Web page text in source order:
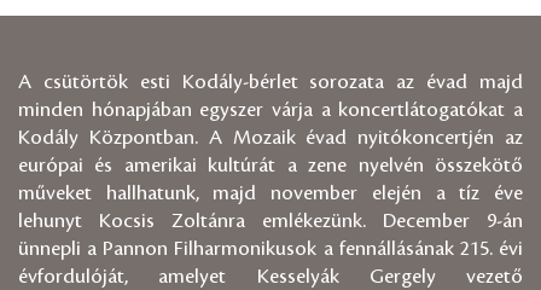
A csütörtök esti Kodály-bérlet sorozata az évad majd
minden hónapjában egyszer várja a koncertlátogatókat a
Kodály Központban. A Mozaik évad nyitókoncertjén az
európai és amerikai kultúrát a zene nyelvén összekötő
műveket hallhatunk, majd november elején a tíz éve
lehunyt Kocsis Zoltánra emlékezünk. December 9-án
ünnepli a Pannon Filharmonikusok a fennállásának 215. évi
évfordulóját, amelyet Kesselyák Gergely vezető